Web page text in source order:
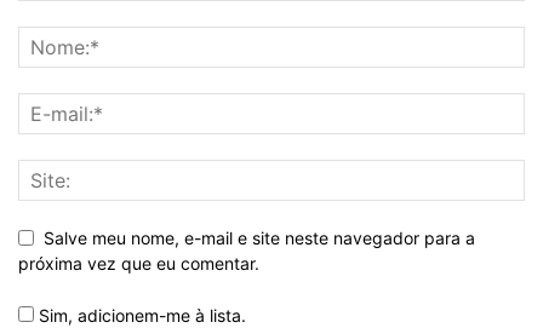
Salve meu nome, e-mail e site neste navegador para a
próxima vez que eu comentar.
Sim, adicionem-me à lista.